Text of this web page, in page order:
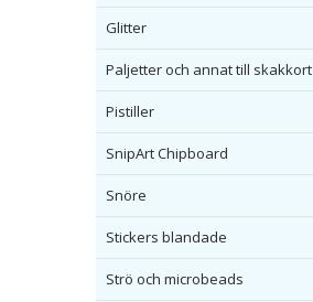
Glitter
Paljetter och annat till skakkort
Pistiller
SnipArt Chipboard
Snöre
Stickers blandade
Strö och microbeads